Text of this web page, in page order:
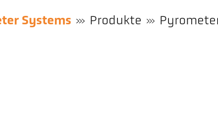
Systems Produkte